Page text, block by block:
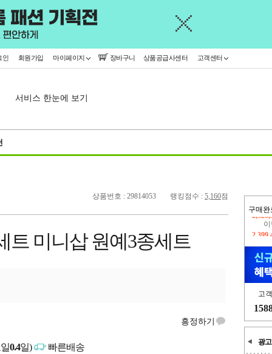
인 회원가입 마이페이지 장바구니 상품공급사센터 고객센터
서비스 한눈에 보기
구매완
고
광고
상품번호 : 29814053 랭킹점수 : 5,160점
트 미니삽 원예3종세트
흥정하기
0.4일)
빠른배송